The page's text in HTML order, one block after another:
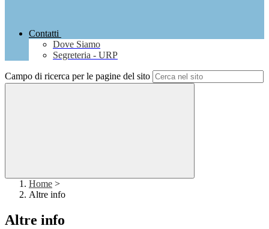
Contatti
Dove Siamo
Segreteria - URP
Campo di ricerca per le pagine del sito
Home >
Altre info
Altre info